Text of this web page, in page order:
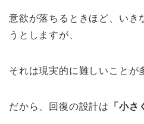
意欲が落ちるときほど、いき
うとしますが、
それは現実的に難しいことが
だから、回復の設計は 「小さ